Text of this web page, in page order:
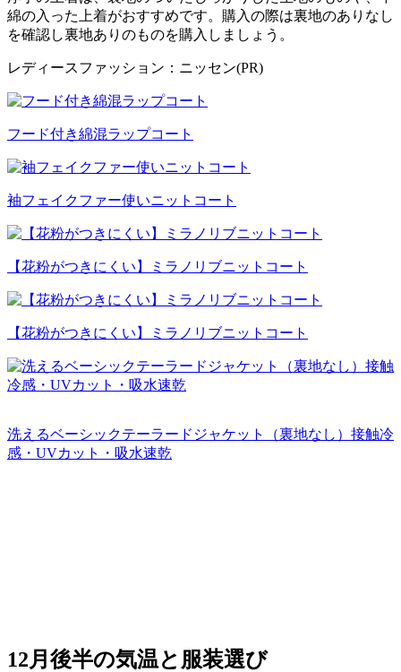
綿の入った上着がおすすめです。購入の際は裏地のありなし
を確認し裏地ありのものを購入しましょう。
レディースファッション：ニッセン(PR)
フード付き綿混ラップコート
袖フェイクファー使いニットコート
【花粉がつきにくい】ミラノリブニットコート
【花粉がつきにくい】ミラノリブニットコート
洗えるベーシックテーラードジャケット（裏地なし）接触冷
感・UVカット・吸水速乾
12月後半の気温と服装選び